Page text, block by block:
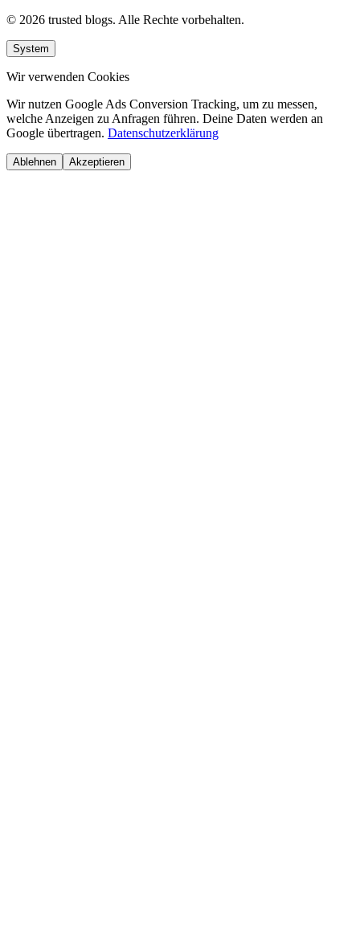
© 2026 trusted blogs. Alle Rechte vorbehalten.
System
Wir verwenden Cookies
Wir nutzen Google Ads Conversion Tracking, um zu messen,
welche Anzeigen zu Anfragen führen. Deine Daten werden an
Google übertragen. Datenschutzerklärung
Ablehnen Akzeptieren